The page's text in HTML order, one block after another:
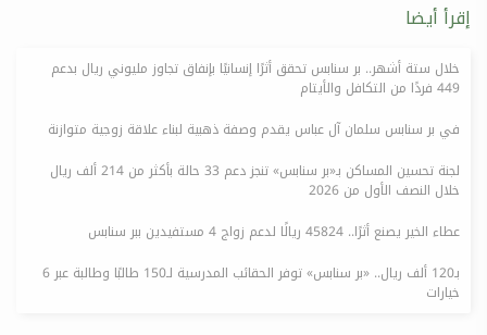
إقرأ أيضا
خلال ستة أشهر.. بر سنابس تحقق أثرًا إنسانيًا بإنفاق تجاوز مليوني ريال بدعم
449 فردًا من التكافل والأيتام
في بر سنابس سلمان آل عباس يقدم وصفة ذهبية لبناء علاقة زوجية متوازنة
لجنة تحسين المساكن بـ«بر سنابس» تنجز دعم 33 حالة بأكثر من 214 ألف ريال
خلال النصف الأول من 2026
عطاء الخير يصنع أثرًا.. 45824 ريالًا لدعم زواج 4 مستفيدين ببر سنابس
بـ120 ألف ريال.. «بر سنابس» توفر الحقائب المدرسية لـ150 طالبًا وطالبة عبر 6
خيارات